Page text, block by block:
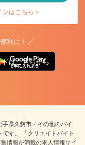
はこちら＞
利に！／
はこちらから
手県久慈市・その他のバイ
す。 「クリエイトバイト
情報が満載の求人情報サイ